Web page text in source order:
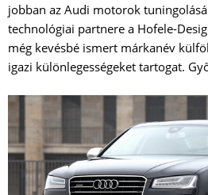
jobban az Audi motorok
technológiai partnere a Hofele-
még kevésbé ismert márkanév
igazi különlegességeket tartogat.